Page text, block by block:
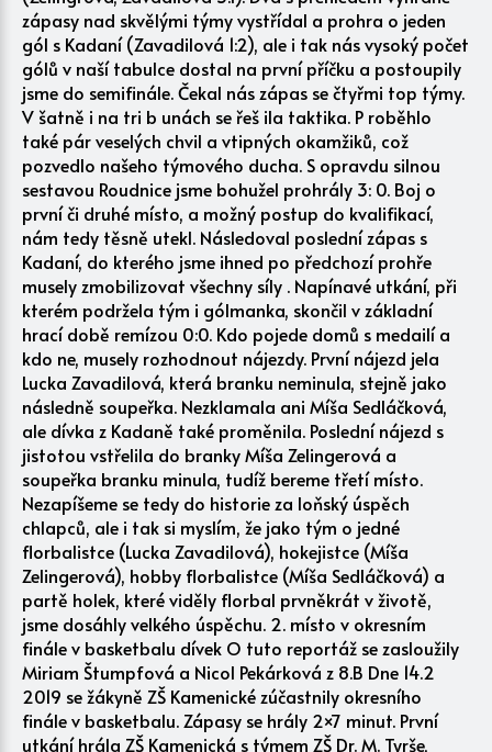
zápasy nad skvělými týmy vystřídal a prohra o jeden
gól s Kadaní (Zavadilová 1:2), ale i tak nás vysoký počet
gólů v naší tabulce dostal na první příčku a postoupily
jsme do semifinále. Čekal nás zápas se čtyřmi top týmy.
V šatně i na tri b unách se řeš ila taktika. P roběhlo
také pár veselých chvil a vtipných okamžiků, což
pozvedlo našeho týmového ducha. S opravdu silnou
sestavou Roudnice jsme bohužel prohrály 3: 0. Boj o
první či druhé místo, a možný postup do kvalifikací,
nám tedy těsně utekl. Následoval poslední zápas s
Kadaní, do kterého jsme ihned po předchozí prohře
musely zmobilizovat všechny síly . Napínavé utkání, při
kterém podržela tým i gólmanka, skončil v základní
hrací době remízou 0:0. Kdo pojede domů s medailí a
kdo ne, musely rozhodnout nájezdy. První nájezd jela
Lucka Zavadilová, která branku neminula, stejně jako
následně soupeřka. Nezklamala ani Míša Sedláčková,
ale dívka z Kadaně také proměnila. Poslední nájezd s
jistotou vstřelila do branky Míša Zelingerová a
soupeřka branku minula, tudíž bereme třetí místo.
Nezapíšeme se tedy do historie za loňský úspěch
chlapců, ale i tak si myslím, že jako tým o jedné
florbalistce (Lucka Zavadilová), hokejistce (Míša
Zelingerová), hobby florbalistce (Míša Sedláčková) a
partě holek, které viděly florbal prvněkrát v životě,
jsme dosáhly velkého úspěchu. 2. místo v okresním
finále v basketbalu dívek O tuto reportáž se zasloužily
Miriam Štumpfová a Nicol Pekárková z 8.B Dne 14.2
2019 se žákyně ZŠ Kamenické zúčastnily okresního
finále v basketbalu. Zápasy se hrály 2×7 minut. První
utkání hrála ZŠ Kamenická s týmem ZŠ Dr. M. Tyrše,